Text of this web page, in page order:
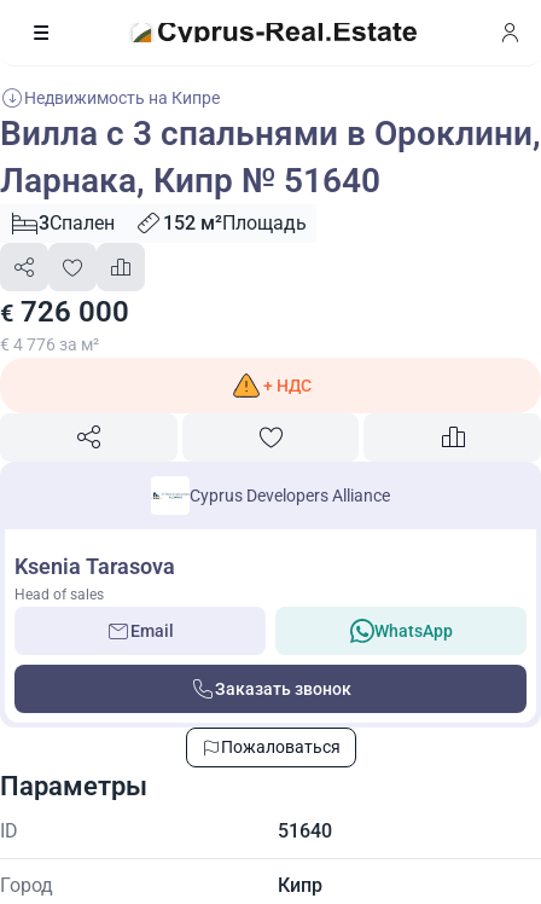
Недвижимость на Кипре
Вилла с 3 спальнями в Ороклини,
Ларнака, Кипр № 51640
3Спален 152 м²Площадь
€ 726 000
€ 4 776 за м²
+ НДС
Cyprus Developers Alliance
Ksenia Tarasova
Head of sales
Email WhatsApp
Заказать звонок
Пожаловаться
Параметры
ID 51640
Город Кипр